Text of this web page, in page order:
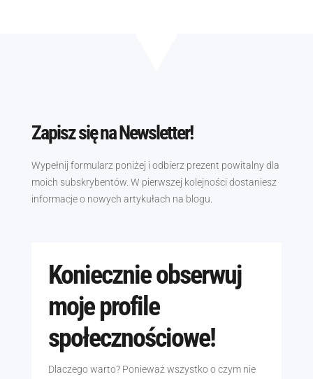
Zapisz się na Newsletter!
Wypełnij formularz poniżej i odbierz prezent powitalny dla
moich subskrybentów. W pierwszej kolejności dostaniesz
informacje o nowych artykułach na blogu.
Koniecznie obserwuj
moje profile
społecznościowe!
Dlaczego warto? Ponieważ wszystko o czym nie